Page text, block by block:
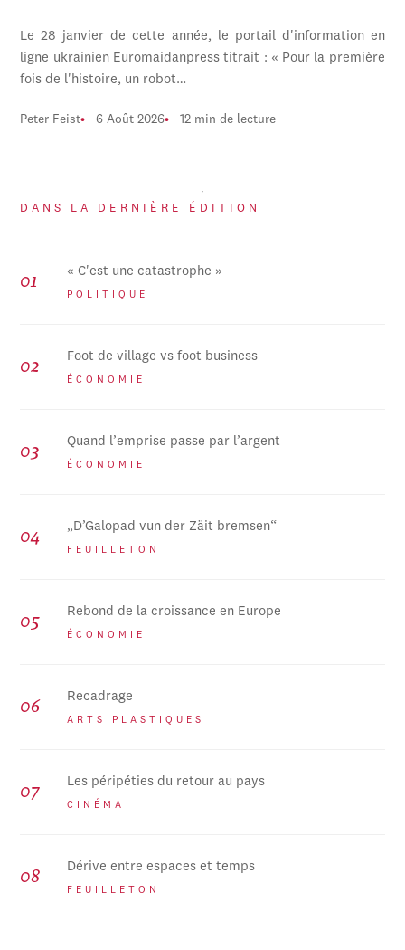
Le 28 janvier de cette année, le portail d'information en
ligne ukrainien Euromaidanpress titrait : « Pour la première
fois de l'histoire, un robot…
Peter Feist 6 Août 2026 12 min de lecture
DANS LA DERNIÈRE ÉDITION
« C'est une catastrophe »
POLITIQUE
Foot de village vs foot business
ÉCONOMIE
Quand l’emprise passe par l’argent
ÉCONOMIE
„D’Galopad vun der Zäit bremsen“
FEUILLETON
Rebond de la croissance en Europe
ÉCONOMIE
Recadrage
ARTS PLASTIQUES
Les péripéties du retour au pays
CINÉMA
Dérive entre espaces et temps
FEUILLETON